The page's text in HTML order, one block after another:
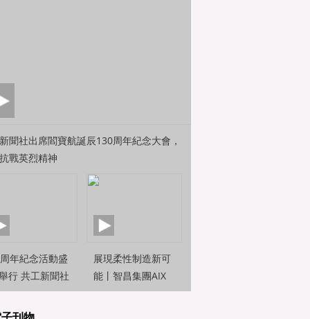
聞社出席閻寶航誕辰130周年紀念大會，
戰英烈精神
年紀念活動盛
行 共工新聞社
新聞觀察員前
擊
展現柔性制造新可
能丨智昌集團AIX
機器人亮相2025世